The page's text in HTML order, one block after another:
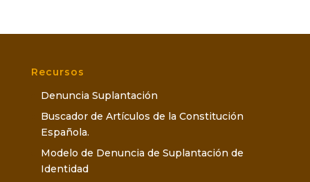
Recursos
Denuncia Suplantación
Buscador de Artículos de la Constitución
Española.
Modelo de Denuncia de Suplantación de
Identidad